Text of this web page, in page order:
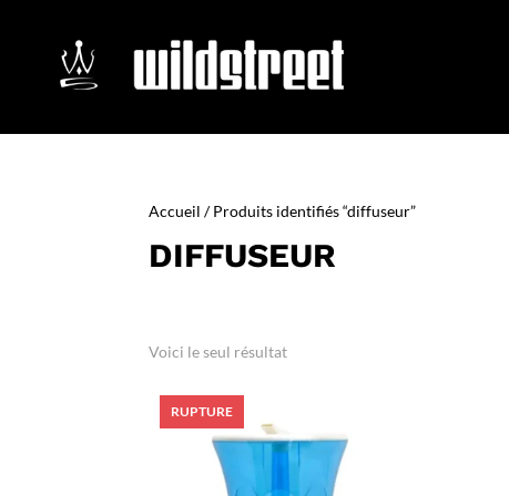
Accueil / Produits identifiés “diffuseur”
DIFFUSEUR
Voici le seul résultat